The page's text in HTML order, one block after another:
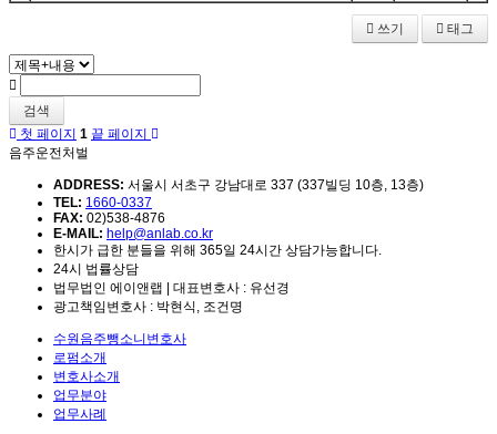
쓰기 태그
검색
첫 페이지 1 끝 페이지
음주운전처벌
ADDRESS: 서울시 서초구 강남대로 337 (337빌딩 10층, 13층)
TEL: 1660-0337
FAX: 02)538-4876
E-MAIL: help@anlab.co.kr
한시가 급한 분들을 위해 365일 24시간 상담가능합니다.
24시 법률상담
법무법인 에이앤랩 | 대표변호사 : 유선경
광고책임변호사 : 박현식, 조건명
수원음주뺑소니변호사
로펌소개
변호사소개
업무분야
업무사례